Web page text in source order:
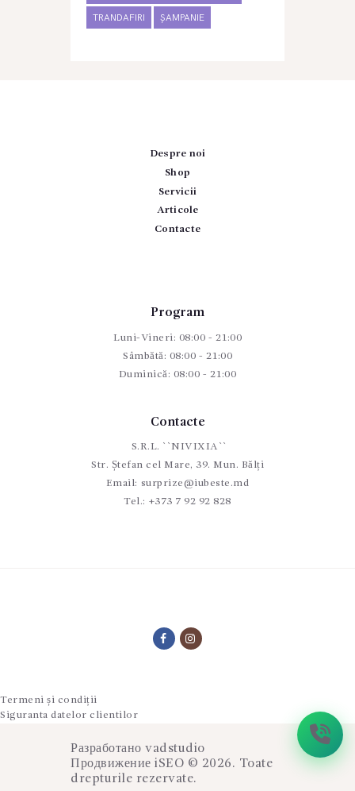
TRANDAFIRI ȘAMPANIE
Despre noi
Shop
Servicii
Articole
Contacte
Program
Luni-Vineri: 08:00 - 21:00
Sâmbătă: 08:00 - 21:00
Duminică: 08:00 - 21:00
Contacte
S.R.L. ``NIVIXIA``
Str. Ștefan cel Mare, 39. Mun. Bălți
Email: surprize@iubeste.md
Tel.: +373 7 92 92 828
Termeni și condiții
Siguranta datelor clientilor
Разработано vadstudio
Продвижение iSEO © 2026. Toate
drepturile rezervate.